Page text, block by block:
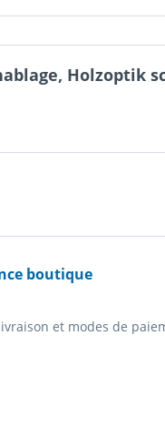
Holzoptik
boutique
et modes de